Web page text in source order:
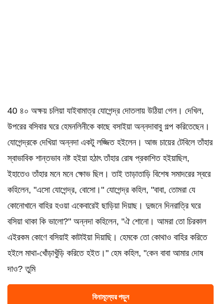
40 ৪০ অক্ষয় চলিয়া যাইবামাত্র যোগেন্দ্র দোতলায় উঠিয়া গেল। দেখিল,
উপরের বসিবার ঘরে হেমনলিনীকে কাছে বসাইয়া অন্নদাবাবু গল্প করিতেছেন।
যোগেন্দ্রকে দেখিয়া অন্নদা একটু লজ্জিত হইলেন। আজ চায়ের টেবিলে তাঁহার
স্বাভাবিক শান্তভাব নষ্ট হইয়া হঠাৎ তাঁহার রোষ প্রকাশিত হইয়াছিল,
ইহাতেও তাঁহার মনে মনে ক্ষোভ ছিল। তাই তাড়াতাড়ি বিশেষ সমাদরের স্বরে
কহিলেন, "এসো যোগেন্দ্র, বোসো।" যোগেন্দ্র কহিল, "বাবা, তোমরা যে
কোনোখানে বাহির হওয়া একেবারেই ছাড়িয়া দিয়াছ। দুজনে দিনরাত্রি ঘরে
বসিয়া থাকা কি ভালো?" অন্নদা কহিলেন, "ঐ শোনো। আমরা তো চিরকাল
এইরকম কোণে বসিয়াই কাটাইয়া দিয়াছি। হেমকে তো কোথাও বাহির করিতে
হইলে মাথা-খোঁড়াখুঁড়ি করিতে হইত।" হেম কহিল, "কেন বাবা আমার দোষ
দাও? তুমি
বিনামূল্যের পড়ুন